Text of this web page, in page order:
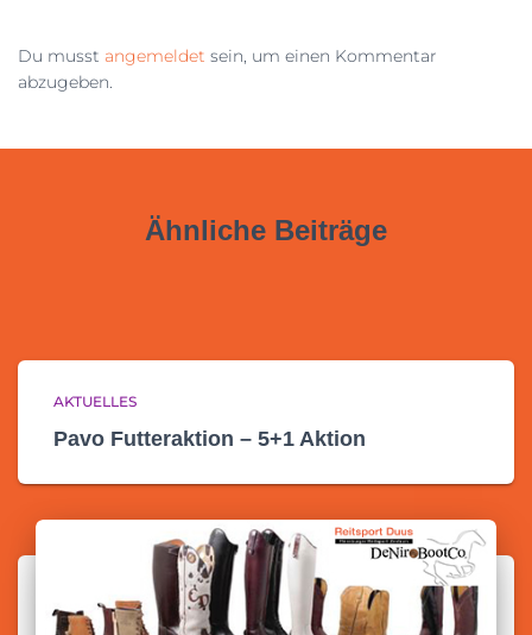
Du musst angemeldet sein, um einen Kommentar
abzugeben.
Ähnliche Beiträge
AKTUELLES
Pavo Futteraktion – 5+1 Aktion